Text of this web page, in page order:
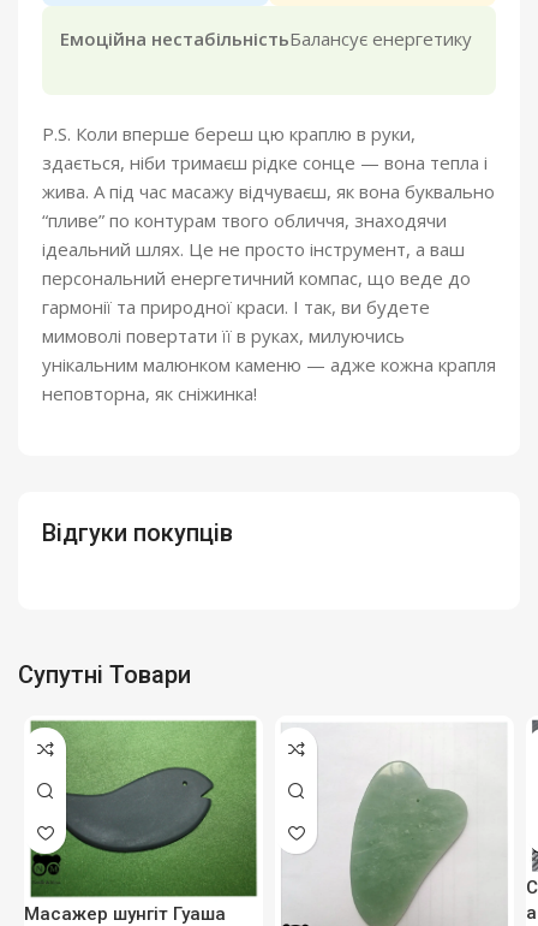
Емоційна нестабільністьБалансує енергетику
P.S. Коли вперше береш цю краплю в руки,
здається, ніби тримаєш рідке сонце — вона тепла і
жива. А під час масажу відчуваєш, як вона буквально
“пливе” по контурам твого обличчя, знаходячи
ідеальний шлях. Це не просто інструмент, а ваш
персональний енергетичний компас, що веде до
гармонії та природної краси. І так, ви будете
мимоволі повертати її в руках, милуючись
унікальним малюнком каменю — адже кожна крапля
неповторна, як сніжинка!
Відгуки покупців
Супутні Товари
Масажер шунгіт Гуаша